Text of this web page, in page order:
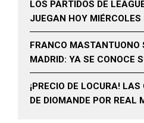
LOS PARTIDOS DE
JUEGAN HOY MIÉRCOLES
FRANCO MASTANTUONO
MADRID: YA SE CONOCE
¡PRECIO DE LOCURA!
DE DIOMANDE POR REAL